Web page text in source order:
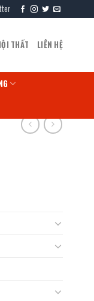
THẤT LIÊN HỆ